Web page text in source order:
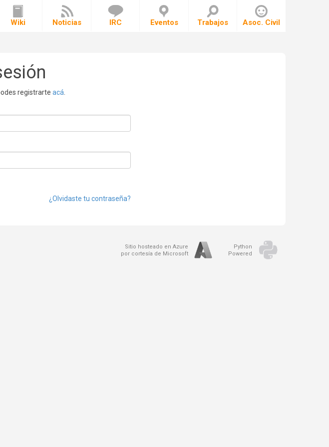
Wiki Noticias IRC Eventos Trabajos Asoc. Civil
registrarte acá
¿Olvidaste tu contraseña?
Sitio hosteado en Azure
por cortesía de Microsoft
Python
Powered